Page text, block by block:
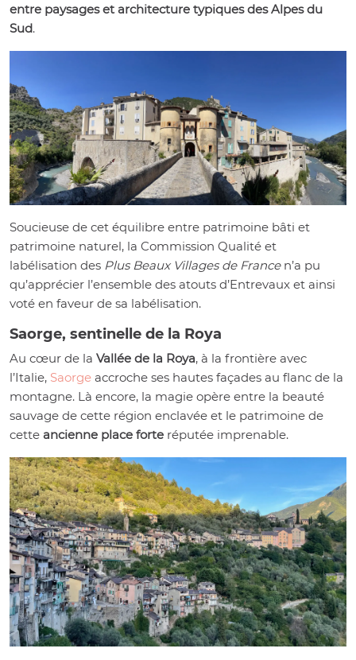
entre paysages et architecture typiques des Alpes du
Sud.
Soucieuse de cet équilibre entre patrimoine bâti et
patrimoine naturel, la Commission Qualité et
labélisation des Plus Beaux Villages de Francen’a pu
qu’apprécier l’ensemble des atouts d’Entrevaux et ainsi
voté en faveur de sa labélisation.
Saorge, sentinelle de la Roya
Au cœur de la Vallée de la Roya, à la frontière avec
l’Italie, Saorge accroche ses hautes façades au flanc de la
montagne. Là encore, la magie opère entre la beauté
sauvage de cette région enclavée et le patrimoine de
cette ancienne place forte réputée imprenable.